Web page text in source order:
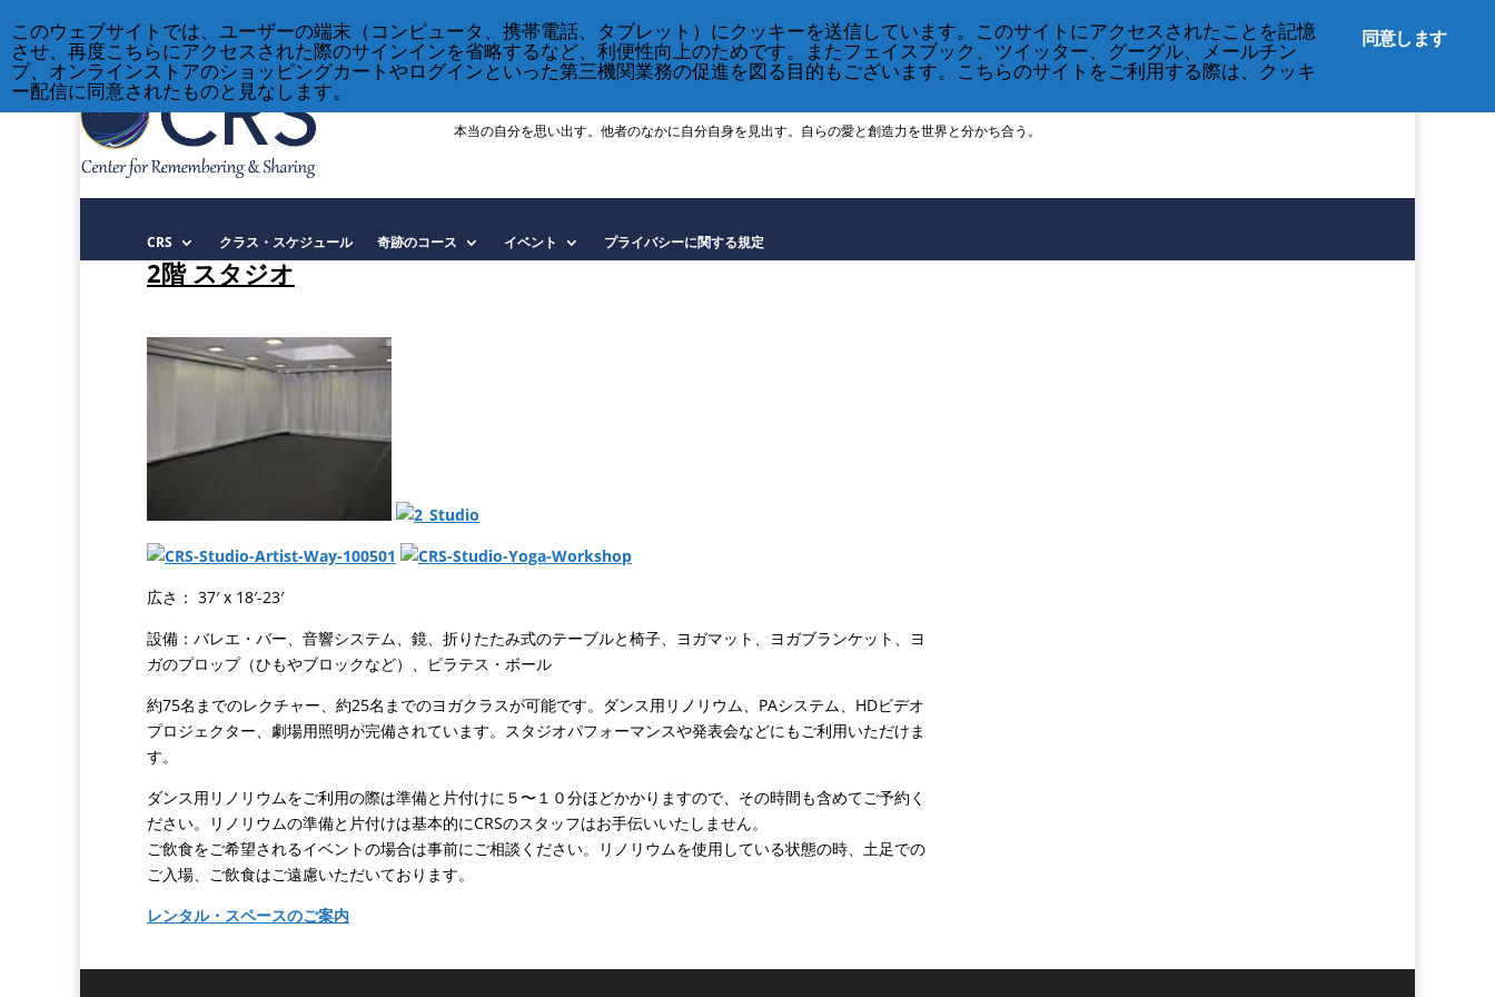
info@crsny.org
本当の自分を思い出す。他者のなかに自分自身を見出す。自らの愛と創造力を世界と分かち合う。
CRS クラス・スケジュール 奇跡のコース イベント プライバシーに関する規定
2階 スタジオ
広さ： 37′ x 18′-23′
設備：バレエ・バー、音響システム、鏡、折りたたみ式のテーブルと椅子、ヨガマット、ヨガブランケット、ヨ
ガのプロップ（ひもやブロックなど）、ピラテス・ボール
約75名までのレクチャー、約25名までのヨガクラスが可能です。ダンス用リノリウム、PAシステム、HDビデオ
プロジェクター、劇場用照明が完備されています。スタジオパフォーマンスや発表会などにもご利用いただけま
す。
ダンス用リノリウムをご利用の際は準備と片付けに５〜１０分ほどかかりますので、その時間も含めてご予約く
ださい。リノリウムの準備と片付けは基本的にCRSのスタッフはお手伝いいたしません。
ご飲食をご希望されるイベントの場合は事前にご相談ください。リノリウムを使用している状態の時、土足での
ご入場、ご飲食はご遠慮いただいております。
レンタル・スペースのご案内
同意します
このウェブサイトでは、ユーザーの端末（コンピュータ、携帯電話、タブレット）にクッキーを送信しています。このサイトにアクセスされたことを記憶
させ、再度こちらにアクセスされた際のサインインを省略するなど、利便性向上のためです。またフェイスブック、ツイッター、グーグル、メールチン
プ、オンラインストアのショッピングカートやログインといった第三機関業務の促進を図る目的もございます。こちらのサイトをご利用する際は、クッキ
ー配信に同意されたものと見なします。